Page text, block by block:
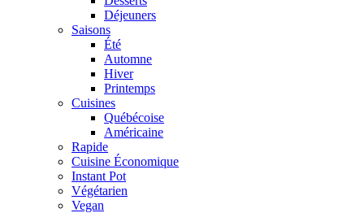
Déjeuners
Saisons
Été
Automne
Hiver
Printemps
Cuisines
Québécoise
Américaine
Rapide
Cuisine Économique
Instant Pot
Végétarien
Vegan